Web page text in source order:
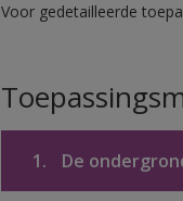
Voor gedetailleerde
1. De